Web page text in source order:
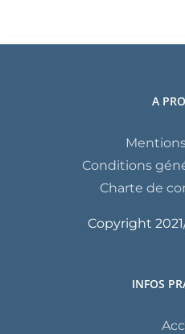
A
Conditions
Charte de
Copyright
INFOS